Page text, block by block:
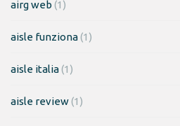
airg web (1)
aisle funziona(1)
aisle italia(1)
aisle review(1)